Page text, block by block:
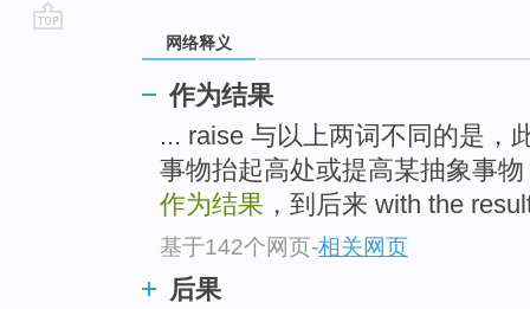
网络释义
作为结果
... raise 与以上两词不同的是，
事物抬起高处或提高某抽象事
作为结果 ，到后来 with the
基于142个网页-相关网页
后果